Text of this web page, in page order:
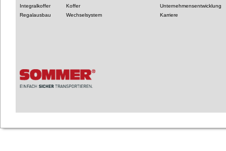
Integralkoffer
Regalausbau
Koffer
Wechselsystem
Unternehmensentwicklung
Karriere